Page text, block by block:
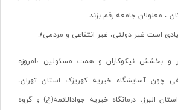
، معلولان جامعه رقم بزند .
است غیر دولتی، غیر انتفاعی و مردمی».
بخشش نیکوکاران و همت مسئولین ،امروزه
چون آسایشگاه خیریه کهریزک استان تهران،
البرز، درمانگاه خیریه جوادالائمه(ع) و گروه